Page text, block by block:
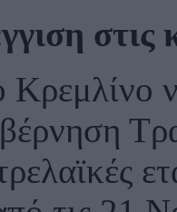
στις
Κρεμλίνο